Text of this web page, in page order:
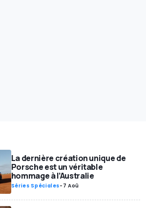
La dernière création unique de
Porsche est un véritable
hommage à l’Australie
Séries Spéciales- 7 Aoû